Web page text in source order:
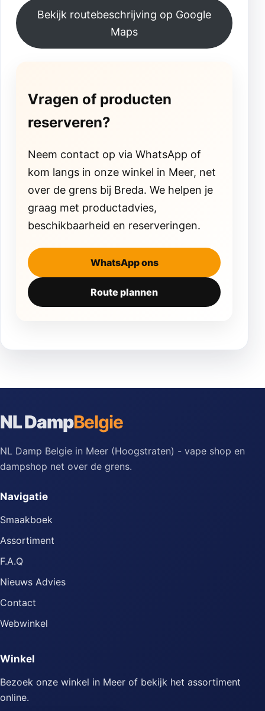
Bekijk routebeschrijving op Google
Maps
Vragen of producten
reserveren?
Neem contact op via WhatsApp of
kom langs in onze winkel in Meer, net
over de grens bij Breda. We helpen je
graag met productadvies,
beschikbaarheid en reserveringen.
WhatsApp ons
Route plannen
NL DampBelgie
NL Damp Belgie in Meer (Hoogstraten) - vape shop en
dampshop net over de grens.
Navigatie
Smaakboek
Assortiment
F.A.Q
Nieuws Advies
Contact
Webwinkel
Winkel
Bezoek onze winkel in Meer of bekijk het assortiment
online.